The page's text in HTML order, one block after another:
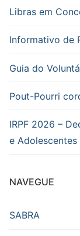
Libras em
Informativo de
Guia do
Pout-Pourri
IRPF 2026 –
e Adolescentes
NAVEGUE
SABRA